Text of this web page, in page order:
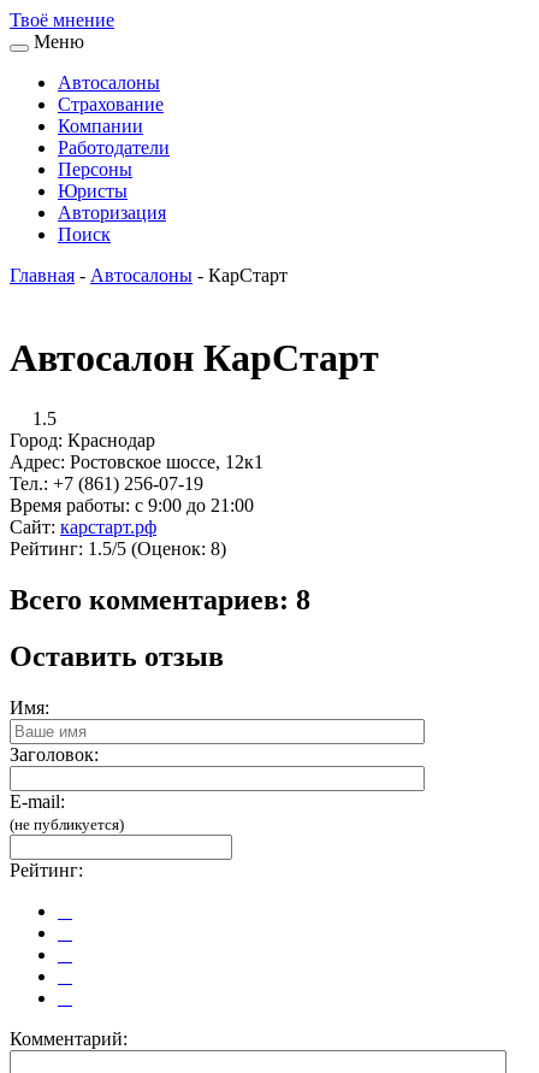
Твоё мнение
Меню
Автосалоны
Страхование
Компании
Работодатели
Персоны
Юристы
Авторизация
Поиск
Главная - Автосалоны - КарСтарт
Автосалон КарСтарт
1.5
Город: Краснодар
Адрес: Ростовское шоссе, 12к1
Тел.: +7 (861) 256-07-19
Время работы: с 9:00 до 21:00
Сайт: карстарт.рф
Рейтинг: 1.5/5 (Оценок: 8)
Всего комментариев: 8
Оставить отзыв
Имя:
Заголовок:
E-mail:
(не публикуется)
Рейтинг:
Комментарий: